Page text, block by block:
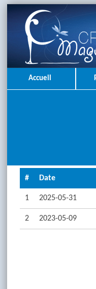
Accueil
# Date
1 2025-05-31
2 2023-05-09